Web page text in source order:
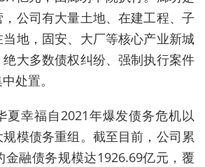
公司有大量土地、在建工程、子
地，固安、大厂等核心产业新城
大多数债权纠纷、强制执行案件
处置。
夏幸福自2021年爆发债务危机以
模债务重组。截至目前，公司累
金融债务规模达1926.69亿元，覆